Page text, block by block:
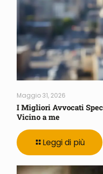
Maggio 31, 2026
I Migliori Avvocati
Vicino a me
Leggi di più